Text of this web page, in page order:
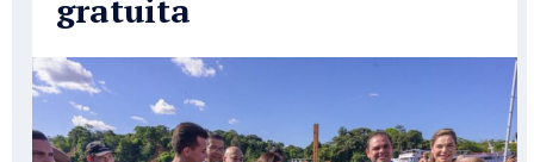
gratuita